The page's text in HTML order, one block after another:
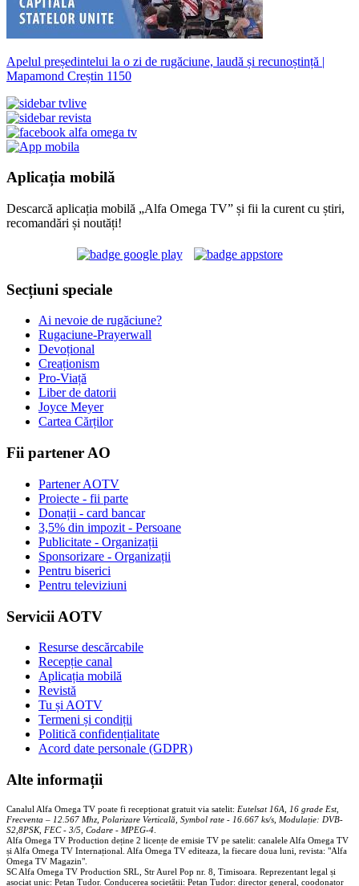
Apelul președintelui la o zi de rugăciune, laudă și recunoștință |
Mapamond Creștin 1150
Aplicația mobilă
Descarcă aplicația mobilă „Alfa Omega TV” și fii la curent cu știri,
recomandări și noutăți!
Secțiuni speciale
Ai nevoie de rugăciune?
Rugaciune-Prayerwall
Devoțional
Creaționism
Pro-Viață
Liber de datorii
Joyce Meyer
Cartea Cărților
Fii partener AO
Partener AOTV
Proiecte - fii parte
Donații - card bancar
3,5% din impozit - Persoane
Publicitate - Organizații
Sponsorizare - Organizații
Pentru biserici
Pentru televiziuni
Servicii AOTV
Resurse descărcabile
Recepție canal
Aplicația mobilă
Revistă
Tu și AOTV
Termeni și condiții
Politică confidențialitate
Acord date personale (GDPR)
Alte informații
Canalul Alfa Omega TV poate fi recepționat gratuit via satelit: Eutelsat 16A, 16 grade Est,
Frecventa – 12.567 Mhz, Polarizare Verticală, Symbol rate - 16.667 ks/s, Modulație: DVB-
S2,8PSK, FEC - 3/5, Codare - MPEG-4
Alfa Omega TV Production deține 2 licențe de emisie TV pe satelit: canalele Alfa Omega TV
și Alfa Omega TV Internațional. Alfa Omega TV editeaza, la fiecare doua luni, revista: "Alfa
Omega TV Magazin".
SC Alfa Omega TV Production SRL, Str Aurel Pop nr. 8, Timisoara. Reprezentant legal și
asociat unic: Pețan Tudor. Conducerea societății: Pețan Tudor: director general, coodonator